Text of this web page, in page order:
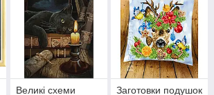
Великі схеми
Заготовки подушок